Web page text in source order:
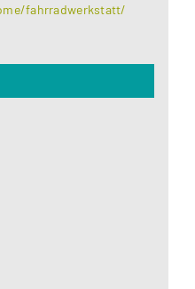
fahrradwerkstatt/